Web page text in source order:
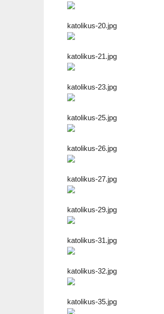
katolikus-20.jpg
katolikus-21.jpg
katolikus-23.jpg
katolikus-25.jpg
katolikus-26.jpg
katolikus-27.jpg
katolikus-29.jpg
katolikus-31.jpg
katolikus-32.jpg
katolikus-35.jpg